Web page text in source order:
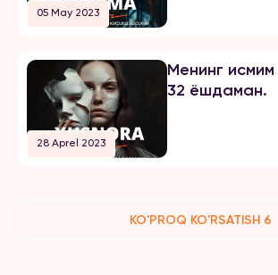
05 May 2023
28 Aprel 2023
Менинг
32 ёшдаман.
KO'PROQ KO'RSATISH 6